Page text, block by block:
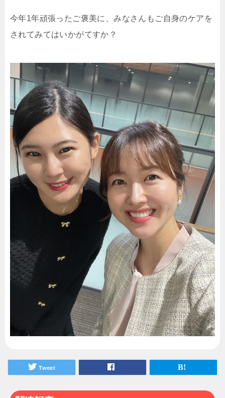
今年1年頑張ったご褒美に、みなさんもご自身のケアを
されてみてはいかがてすか？
Tweet